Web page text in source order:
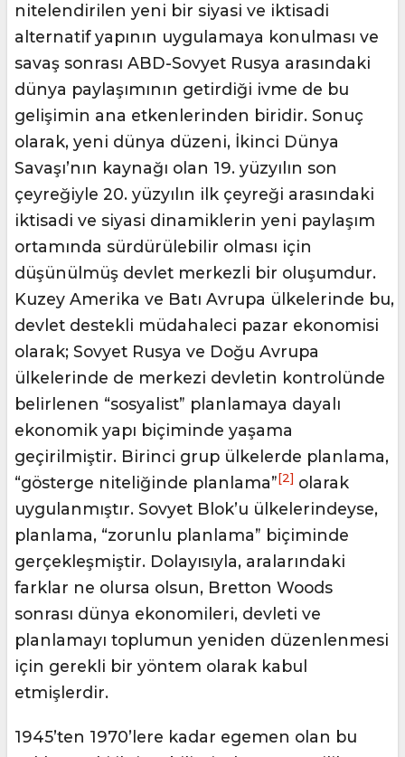
nitelendirilen yeni bir siyasi ve iktisadi
alternatif yapının uygulamaya konulması ve
savaş sonrası ABD-Sovyet Rusya arasındaki
dünya paylaşımının getirdiği ivme de bu
gelişimin ana etkenlerinden biridir. Sonuç
olarak, yeni dünya düzeni, İkinci Dünya
Savaşı’nın kaynağı olan 19. yüzyılın son
çeyreğiyle 20. yüzyılın ilk çeyreği arasındaki
iktisadi ve siyasi dinamiklerin yeni paylaşım
ortamında sürdürülebilir olması için
düşünülmüş devlet merkezli bir oluşumdur.
Kuzey Amerika ve Batı Avrupa ülkelerinde bu,
devlet destekli müdahaleci pazar ekonomisi
olarak; Sovyet Rusya ve Doğu Avrupa
ülkelerinde de merkezi devletin kontrolünde
belirlenen “sosyalist” planlamaya dayalı
ekonomik yapı biçiminde yaşama
geçirilmiştir. Birinci grup ülkelerde planlama,
“gösterge niteliğinde planlama”[2] olarak
uygulanmıştır. Sovyet Blok’u ülkelerindeyse,
planlama, “zorunlu planlama” biçiminde
gerçekleşmiştir. Dolayısıyla, aralarındaki
farklar ne olursa olsun, Bretton Woods
sonrası dünya ekonomileri, devleti ve
planlamayı toplumun yeniden düzenlenmesi
için gerekli bir yöntem olarak kabul
etmişlerdir.
1945’ten 1970’lere kadar egemen olan bu